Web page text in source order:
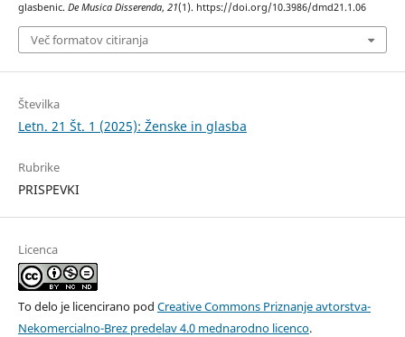
glasbenic. De Musica Disserenda, 21(1). https://doi.org/10.3986/dmd21.1.06
Več formatov citiranja
Številka
Letn. 21 Št. 1 (2025): Ženske in glasba
Rubrike
PRISPEVKI
Licenca
To delo je licencirano pod Creative Commons Priznanje avtorstva-
Nekomercialno-Brez predelav 4.0 mednarodno licenco.